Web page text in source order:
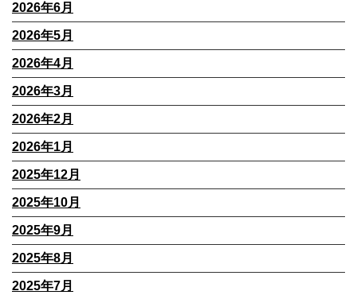
2026年6月
2026年5月
2026年4月
2026年3月
2026年2月
2026年1月
2025年12月
2025年10月
2025年9月
2025年8月
2025年7月